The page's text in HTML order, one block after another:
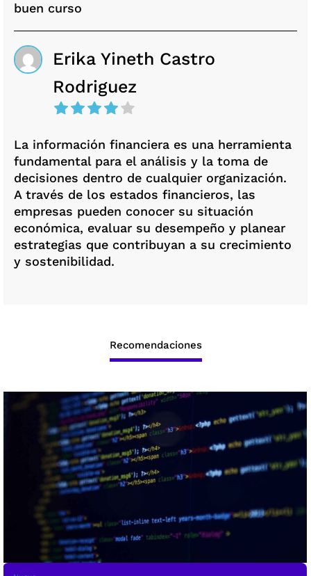
buen curso
Erika Yineth Castro
Rodriguez
La información financiera es una herramienta
fundamental para el análisis y la toma de
decisiones dentro de cualquier organización.
A través de los estados financieros, las
empresas pueden conocer su situación
económica, evaluar su desempeño y planear
estrategias que contribuyan a su crecimiento
y sostenibilidad.
Recomendaciones